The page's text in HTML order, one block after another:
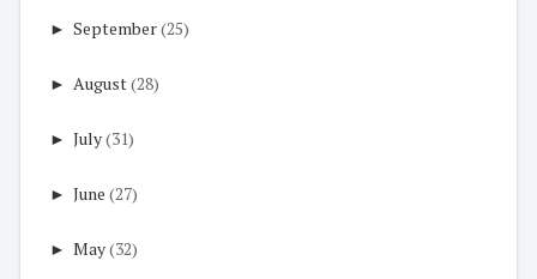
► September(25)
► August(28)
► July(31)
► June (27)
► May(32)